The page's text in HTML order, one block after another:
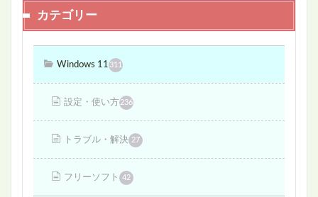
カテゴリー
Windows 11 311
設定・使い方236
トラブル・解決 27
フリーソフト 42